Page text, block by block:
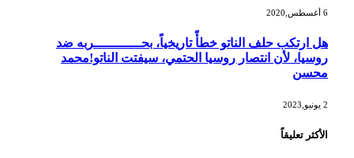
هل ارتكب حلف الناتو خطأً تاريخياً، بحــــــــــــربه ضد
روسيا، لأن انتصار روسيا الحتمي، سيفتت الناتو!محمد
محسن
الأكثر تعليقاً